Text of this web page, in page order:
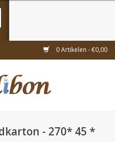
0 Artikelen - €0,00
- 270* 45 *